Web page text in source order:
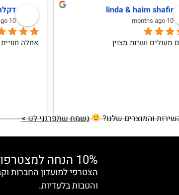
Anat Weksler
והמוצרים שלנו? נשמח שתפרגני לנו >
10% הנחה למצטרפות חדשות
והטבות בלעדיות.